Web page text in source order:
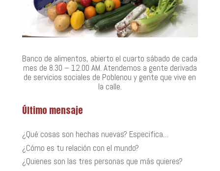
Banco de alimentos, abierto el cuarto sábado de cada
mes de 8.30 – 12.00 AM. Atendemos a gente derivada
de servicios sociales de Poblenou y gente que vive en
la calle.
Último mensaje
¿Qué cosas son hechas nuevas? Especifica…
¿Cómo es tu relación con el mundo?
¿Quienes son las tres personas que más quieres?